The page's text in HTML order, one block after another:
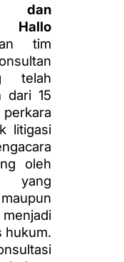
dan
Hallo
tim
telah
dari 15
litigasi
oleh
hukum.